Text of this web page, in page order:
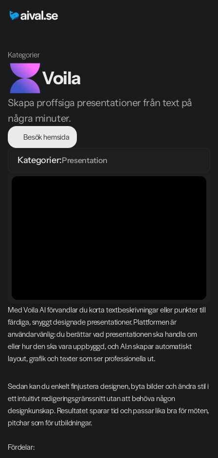
Kategorier
Voila
Skapa proffsiga presentationer från text på
några minuter.
Besök hemsida
Kategorier:Presentation
Med Voila AI förvandlar du korta textbeskrivningar eller punkter till
färdiga, snyggt designade presentationer. Plattformen är
användarvänlig: du berättar vad presentationen ska handla om
eller hur den ska vara uppbyggd, och AI:n skapar automatiskt
layout, grafik och texter som ser professionella ut.
Sedan kan du enkelt finjustera designen, byta bilder och ändra stil i
ett intuitivt redigeringsgränssnitt utan att behöva någon
designkunskap. Resultatet sparar tid och passar lika bra för möten,
pitchar som för utbildningar.
Fördelar: